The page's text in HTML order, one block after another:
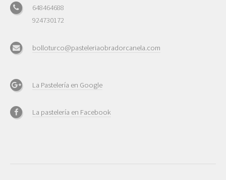
648464688
924730172
bolloturco@pasteleriaobradorcanela.com
La Pastelería en Google
La pastelería en Facebook